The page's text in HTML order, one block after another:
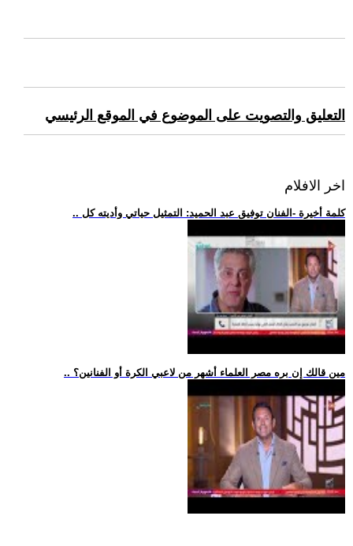
التعليق والتصويت على الموضوع في الموقع الرئيسي
اخر الافلام
.. كلمة أخيرة -الفنان توفيق عبد الحميد: التمثيل حياتي وأديته كل
.. مين قالك إن بره مصر العلماء أشهر من لاعبي الكرة أو الفنانين؟